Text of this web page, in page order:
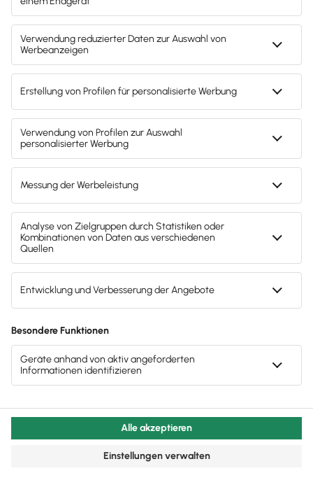
Pitch
Apple Keynote
Google Slides
Vergiss nicht: Du hast – nach Guy Kawasaki –
nur
maximal 20 Minuten, um potenzielle Investoren
von deiner Geschäftsidee zu überzeugen
. Diese 20
Minuten können zu den wichtigsten Minuten deines
Lebens werden. Mehr zum Thema Präsentation und
Investoren-Pitch findst du in unserem Artikel
Start-
up-Pitch.
Inhalte des Beitrags
Einleitung
Unterschiedliche Pitch-Formen für Start-ups
Diese drei Fragen solltest du beim Pitchen
beantworten
Beispiele einiger erfolgreicher Pitch-Desks
Was sind typische Fehler in Pitch-Decks?